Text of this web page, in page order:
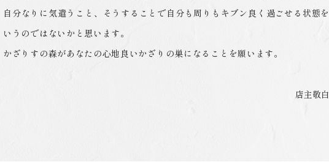
自分なりに気遣うこと、そうすることで自分も周りもキブン良く過ごせる状態を
いうのではないかと思います。
かざりすの森があなたの心地良いかざりの巣になることを願います。
店主敬白